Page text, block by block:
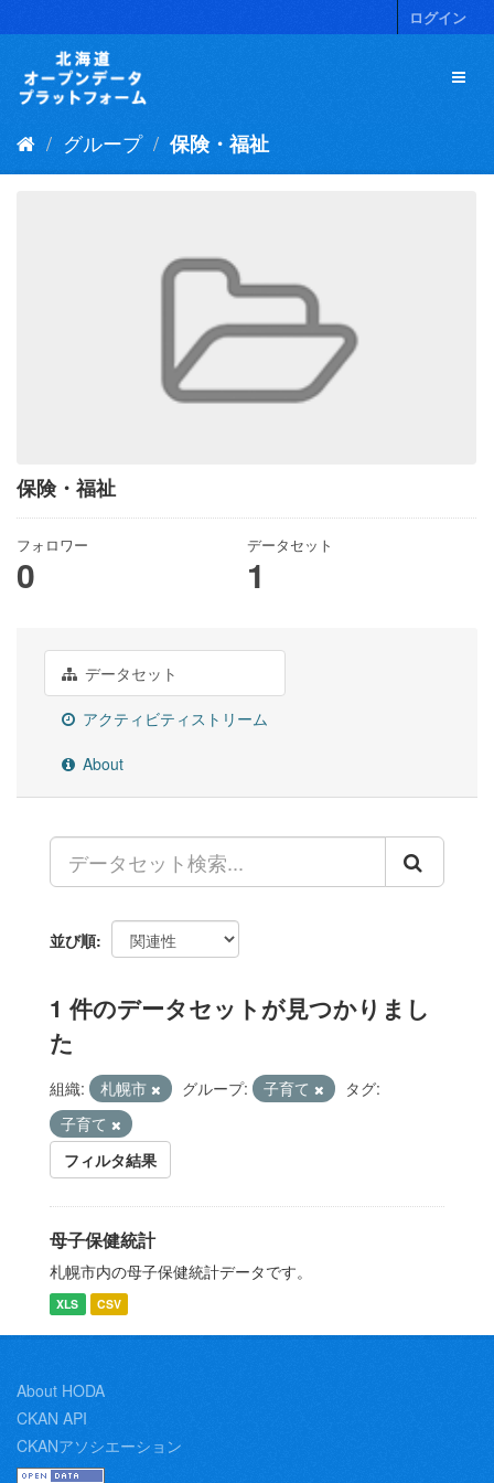
キ
ログイン
グループ 保険・福祉
保険・福祉
フォロワー
0
データセット
1
データセット
アクティビティストリーム
About
並び順
1 件のデータセットが見つかりまし
た
組織: 札幌市 グループ: 子育て
タグ:
子育て
フィルタ結果
母子保健統計
札幌市内の母子保健統計データです。
XLS CSV
About HODA
CKAN API
CKANアソシエーション